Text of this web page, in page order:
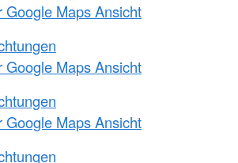
Google Maps Ansicht
Google Maps Ansicht
Google Maps Ansicht